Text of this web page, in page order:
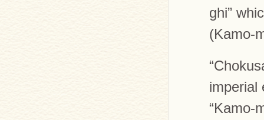
ghi”
(Kamo-
imperial
“Kamo-